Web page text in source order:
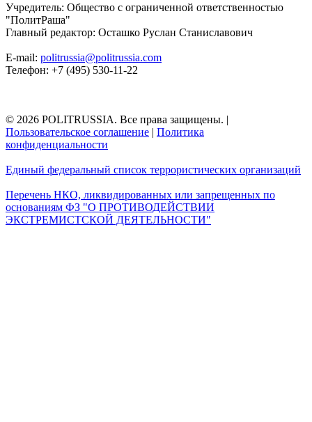
Учредитель: Общество с ограниченной ответственностью
"ПолитРаша"
Главный редактор: Осташко Руслан Станиславович
E-mail: politrussia@politrussia.com
Телефон: +7 (495) 530-11-22
© 2026 POLITRUSSIA. Все права защищены. |
Пользовательское соглашение | Политика
конфиденциальности
Единый федеральный список террористических организаций
Перечень НКО, ликвидированных или запрещенных по
основаниям ФЗ "О ПРОТИВОДЕЙСТВИИ
ЭКСТРЕМИСТСКОЙ ДЕЯТЕЛЬНОСТИ"